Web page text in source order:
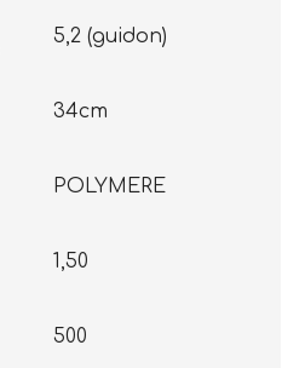
5,2 (guidon)
34cm
POLYMERE
1,50
500